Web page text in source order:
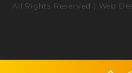
All Rights Reserved | Web